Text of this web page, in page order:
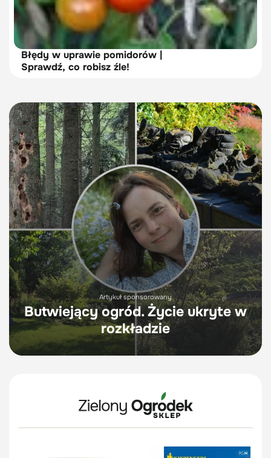
Błędy w uprawie pomidorów |
Sprawdź, co robisz źle!
Artykuł sponsorowany
Butwiejący ogród. Życie ukryte w
rozkładzie